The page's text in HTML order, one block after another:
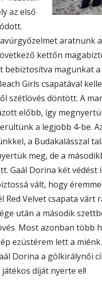
az első
aratnunk
kettőn
bebiztosítva magunkat
Girls csapatával
szétlövés döntött. A
előbb, így
a legjobb 4-be.
a Budakalásszal
meg, de a
Gaál Dorina két
vált, hogy
Red Velvet csapata
után a második
Most azonban több
ezüstérem lett a
Dorina a gólkirálynői
díját nyerte el!